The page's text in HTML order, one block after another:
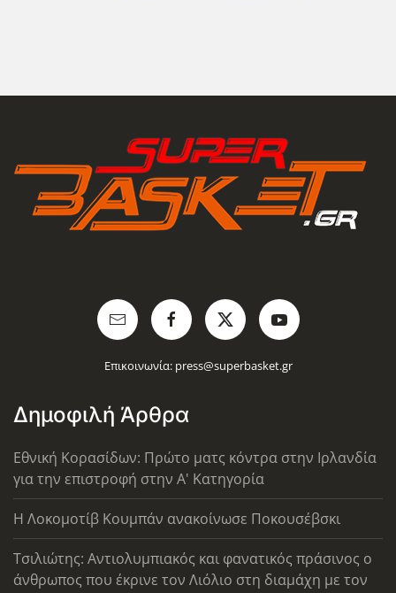
Επικοινωνία: press@superbasket.gr
Δημοφιλή Άρθρα
Εθνική Κορασίδων: Πρώτο ματς κόντρα στην Ιρλανδία
για την επιστροφή στην Α' Κατηγορία
Η Λοκομοτίβ Κουμπάν ανακοίνωσε Ποκουσέβσκι
Τσιλιώτης: Αντιολυμπιακός και φανατικός πράσινος ο
άνθρωπος που έκρινε τον Λιόλιο στη διαμάχη με τον